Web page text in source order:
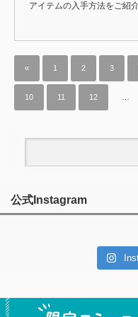
アイテムの入手方法をご紹
« 1 2 3
10 11 12
公式Instagram